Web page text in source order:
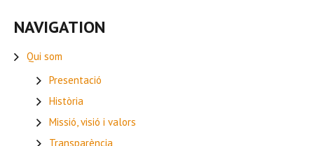
NAVIGATION
Qui som
Presentació
Història
Missió, visió i valors
Transparència